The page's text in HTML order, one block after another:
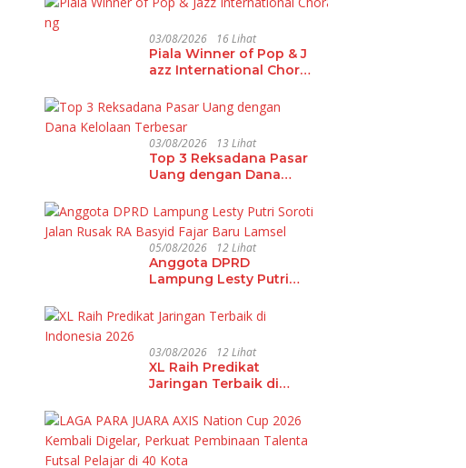
Antardaerah dengan
Kabupaten Solok
03/08/2026 16 Lihat
Piala Winner of Pop & J
azz International Choral
ampung
03/08/2026 13 Lihat
Top 3 Reksadana Pasar
Uang dengan Dana
05/08/2026 12 Lihat
Anggota DPRD
Lampung Lesty Putri
Basyid Fajar Baru
Lamsel
03/08/2026 12 Lihat
XL Raih Predikat
Jaringan Terbaik di